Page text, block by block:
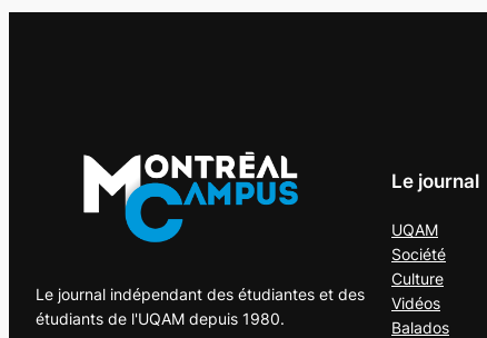
Le journal indépendant des étudiantes et des
étudiants de l'UQAM depuis 1980.
Le journal
UQAM
Société
Culture
Vidéos
Balados